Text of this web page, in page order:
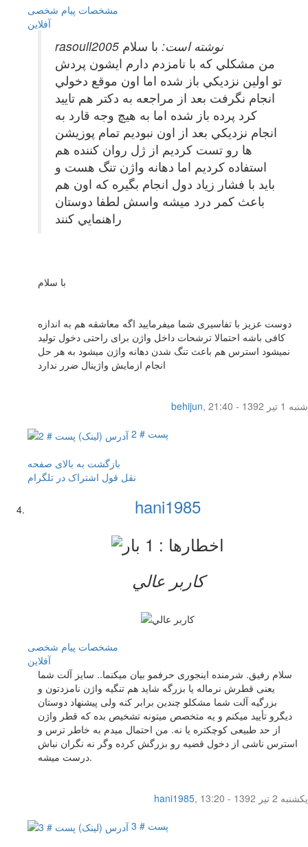
مشخصات پیام شخصی
آفلاين
rasoull2005 نوشته است: با سلام
من مشكلي كه با نامزدم دارم ايشون پردش
تو اولين نزديكي باز شده اما اون موقع دخولي
انجام نگرفت بعد از مراجعه به دكتر هم تاييد
كرد پرده باز شده اما به هيچ وجه قارد به
انجام نزديكي بعد از اون نبوديم تمام پوزيشن
ها رو تست كرديم از ژل روان كننده هم
استفاده كرديم اما دهانه واژن تنگ هست و
بايد با فشار زياد دول انجام بگيره كه اون هم
باعث كمر درد ميشه واسش لطفا دوستان
راهنمايي كنند
با سلام
دوست عزیز با تفاسیری شما میفرمایید اگه معاشقه هم به اندازه
کافی باشه احتمالا ترشحات داخل واژن برای راحتی دخول تولید
نمیشود استرس هم باعث تنگ شدن دهانه واژن میشود به هر حل
انجام ازمایش واژینال ضرر ندارد
behijun,
شنبه 1 تیر 1392 - 21:40
پست # 2
بازگشت به بالای صفحه
نقل قول اشتراک در تلگرام
hani1985
کاربر عالي
مشخصات پیام شخصی
آفلاين
سلام رفیق. شرمنده اینجوری حرفمو بیان میکنما.. سایز آلت شما
یعنی قطرش نرماله یا بزرگه شاید هم تنگیه واژن نامزدتون و
بزرگیه آلت شما مشکلو چندین برابر کنه ولی پیشنهاد دوستان
دیگرو تأیید میکنم و یه متخصص میتونه تشخیص بده که قطر واژن
از حد طبیعی کوچکتره یا نه. من احتمال میدم به خاطر ترس و
استرس ناشی از دخول قضیه رو بزرگش کرده وگر نه نگران نباش
درست میشه.
hani1985,
یکشنبه 2 تیر 1392 - 13:20
پست # 3